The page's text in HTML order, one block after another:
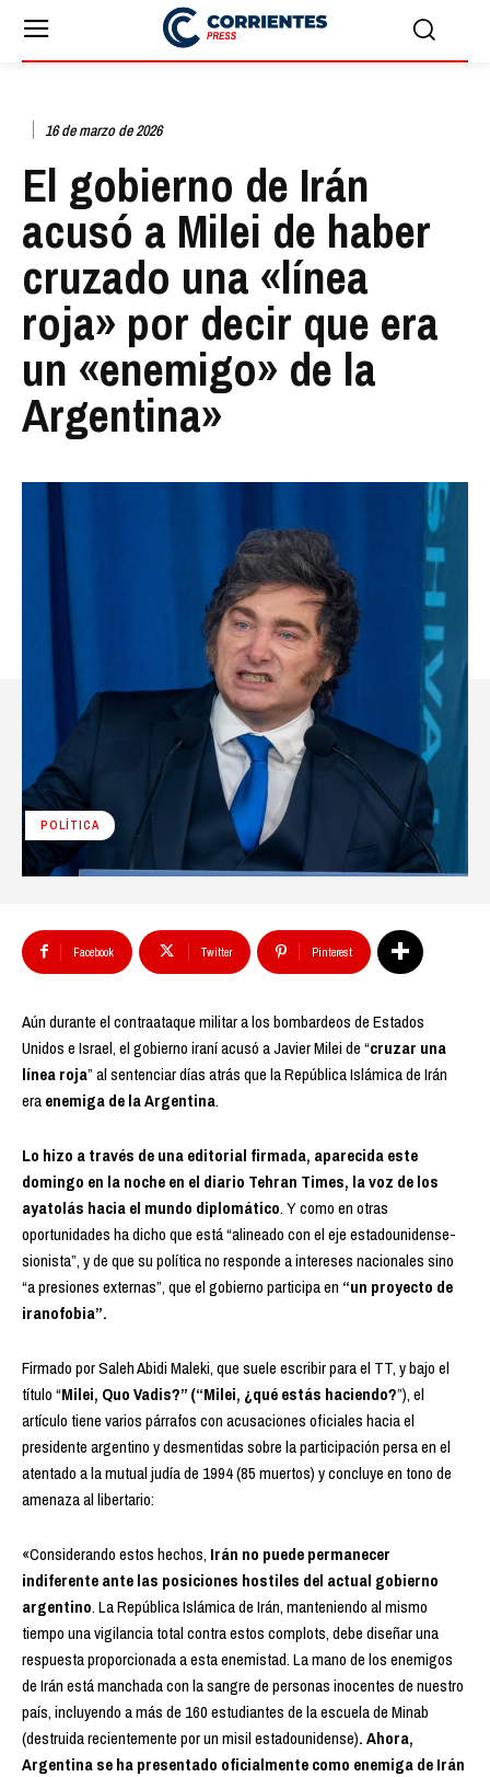
16 de marzo de 2026
El gobierno de Irán
acusó a Milei de haber
cruzado una «línea
roja» por decir que era
un «enemigo» de la
Argentina»
POLÍTICA
Facebook Twitter Pinterest
Aún durante el contraataque militar a los bombardeos de Estados
Unidos e Israel, el gobierno iraní acusó a Javier Milei de “cruzar una
línea roja” al sentenciar días atrás que la República Islámica de Irán
eraenemiga de la Argentina.
Lo hizo a través de una editorial firmada, aparecida este
domingo en la noche en el diario Tehran Times, la voz de los
ayatolás hacia el mundo diplomático. Y como en otras
oportunidades ha dicho que está “alineado con el eje estadounidense-
sionista”, y de que su política no responde a intereses nacionales sino
“a presiones externas”, que el gobierno participa en “un proyecto de
iranofobia”.
Firmado por Saleh Abidi Maleki, que suele escribir para el TT, y bajo el
título “Milei, Quo Vadis?” (“Milei, ¿qué estás haciendo?”), el
artículo tiene varios párrafos con acusaciones oficiales hacia el
presidente argentino y desmentidas sobre la participación persa en el
atentado a la mutual judía de 1994 (85 muertos) y concluye en tono de
amenaza al libertario:
«Considerando estos hechos, Irán no puede permanecer
indiferente ante las posiciones hostiles del actual gobierno
argentino. La República Islámica de Irán, manteniendo al mismo
tiempo una vigilancia total contra estos complots, debe diseñar una
respuesta proporcionada a esta enemistad. La mano de los enemigos
de Irán está manchada con la sangre de personas inocentes de nuestro
país, incluyendo a más de 160 estudiantes de la escuela de Minab
(destruida recientemente por un misil estadounidense). Ahora,
Argentina se ha presentado oficialmente como enemiga de Irán